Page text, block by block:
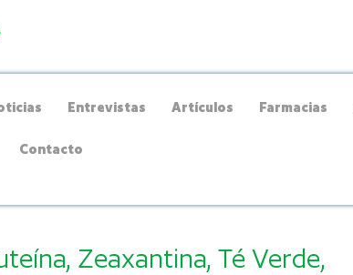
Entrevistas Artículos Farmacias
Contacto
Zeaxantina, Té Verde,